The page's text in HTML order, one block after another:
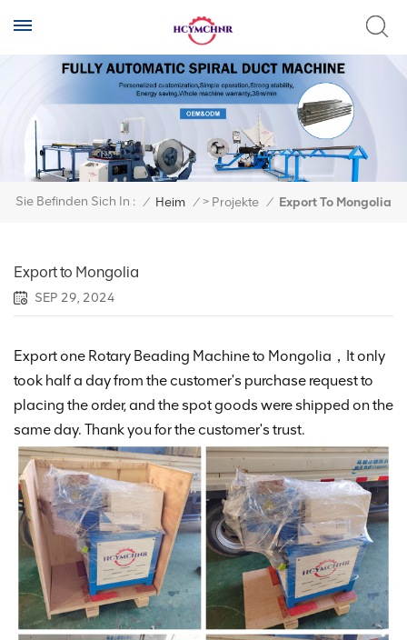
Sie Befinden Sich In : / Heim / > Projekte / Export To Mongolia
Export to Mongolia
SEP 29, 2024
Export one Rotary Beading Machine to Mongolia，It only
took half a day from the customer's purchase request to
placing the order, and the spot goods were shipped on the
same day. Thank you for the customer's trust.